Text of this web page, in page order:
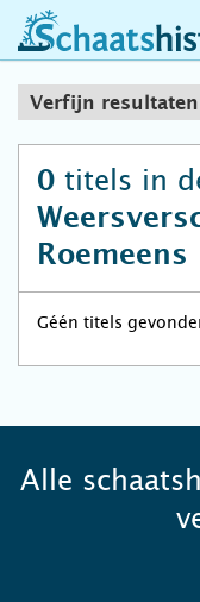
Verfijn resultaten
0 titels in
Roemeens
Géén titels
Alle